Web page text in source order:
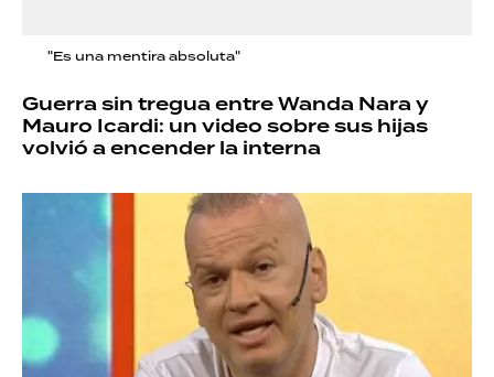
"Es una mentira absoluta"
Guerra sin tregua entre Wanda Nara y
Mauro Icardi: un video sobre sus hijas
volvió a encender la interna